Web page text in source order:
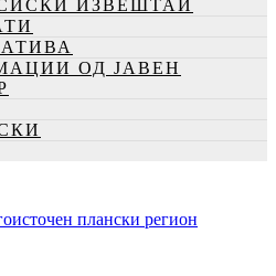
ИЗВЕШТАИ
ОД ЈАВЕН